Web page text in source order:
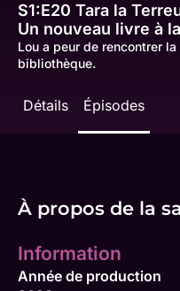
S1:E20 Tara la
Un nouveau livre à
Lou a peur de rencontrer
bibliothèque.
Détails Épisodes
À propos de la
Information
Année de production